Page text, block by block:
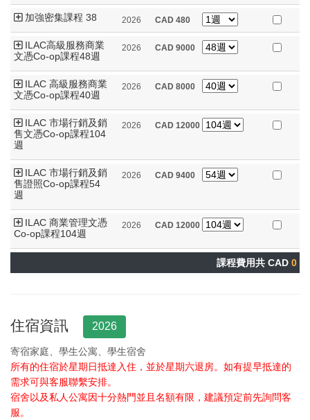
加強密集課程 38 2026 CAD 480
ILAC高級服務商業
文憑Co-op課程48週
2026 CAD 9000
ILAC 高級服務商業
文憑Co-op課程40週
2026 CAD 8000
ILAC 市場行銷及銷
售文憑Co-op課程104
週
2026 CAD 12000
ILAC 市場行銷及銷
售證照Co-op課程54
週
2026 CAD 9400
ILAC 商業管理文憑
Co-op課程104週
2026 CAD 12000
課程費用共 CAD 0
住宿資訊 2026
寄宿家庭、學生公寓、學生宿舍
所有的住宿於星期日抵達入住，並於星期六退房。如有提早抵達的
需求可與客服聯繫安排。
宿舍以及私人公寓因十分熱門並且名額有限，建議預定前先詢問客
服。